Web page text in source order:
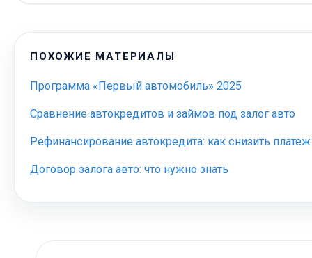
ПОХОЖИЕ МАТЕРИАЛЫ
Программа «Первый автомобиль» 2025
Сравнение автокредитов и займов под залог авто
Рефинансирование автокредита: как снизить платеж
Договор залога авто: что нужно знать